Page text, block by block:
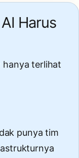
Harus
hanya terlihat
punya tim